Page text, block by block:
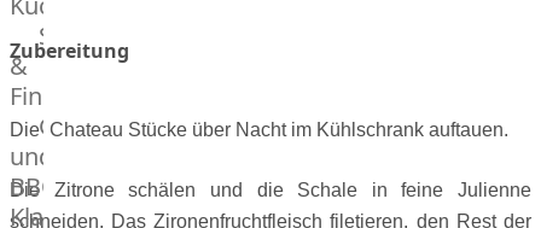
OTTO
GOURMET
Manufaktur
Bratwurstsets
&
Toppings
Hackfleisch
Aufschnitt
Streetfood
&
Fingerfood
Grill-
und
BBQ-
Klassiker
Zubereitung
Die Chateau Stücke über Nacht im Kühlschrank auftauen.
Die Zitrone schälen und die Schale in feine Julienne
schneiden. Das Zironenfruchtfleisch filetieren, den Rest der